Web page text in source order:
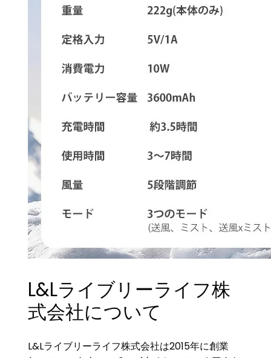
L&Lライブリーライフ株
式会社について
L&Lライブリーライフ株式会社は2015年に創業